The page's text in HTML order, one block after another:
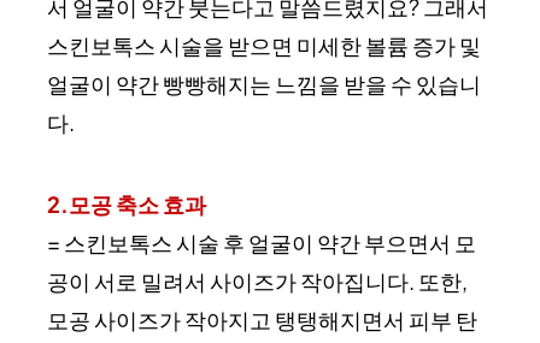
서 얼굴이 약간 붓는다고 말씀드렸지요? 그래서
스킨보톡스 시술을 받으면 미세한 볼륨 증가 및
얼굴이 약간 빵빵해지는 느낌을 받을 수 있습니
다.
2.모공 축소 효과
= 스킨보톡스 시술 후 얼굴이 약간 부으면서 모
공이 서로 밀려서 사이즈가 작아집니다. 또한,
모공 사이즈가 작아지고 탱탱해지면서 피부 탄